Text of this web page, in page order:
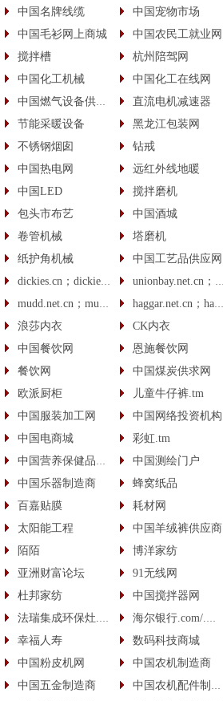
中国名牌线缆
中国宠物市场
中国毛衫网上商城
中国农民工就业网
搅拌槽
杭州陪驾网
中国化工机械
中国化工在线网
中国燃气设备供应商
直流电机减速器
节能采暖设备
黑龙江包装网
不锈钢烟囱
钻戒
中国热电网
远红外线地暖
中国LED
搅拌磨机
包头市布艺
中国酒城
卷管机械
塔磨机
纸护角机械
中国工艺品供应网
dickies.cn；dickies.cc
unionbay.net.cn；unionbay.cn
mudd.net.cn；mudd.cn
haggar.net.cn；haggar.cn
浪莎内衣
CK内衣
中国餐饮网
恩施餐饮网
餐饮网
中国煤炭供求网
欧派厨柜
儿童牛仔裤.tm
中国服装加工网
中国网络投资机构
中国电商城
彩虹.tm
中国营养保健品供应商
中国测绘门户
中国乐器制造商
蜂窝纸品
百嘉贴膜
耗材网
太阳能工程
中国羊绒裤供应商
陌陌
博洋家纺
亚洲财富论坛
91无线网
杜邦家纺
中国搅拌器网
法瑞集成环保灶.中国
海尔银行.com/.中国
幸福人寿
数码科技商城
中国粉皮机网
中国农机制造商
中国五金制造商
中国农机配件制造商